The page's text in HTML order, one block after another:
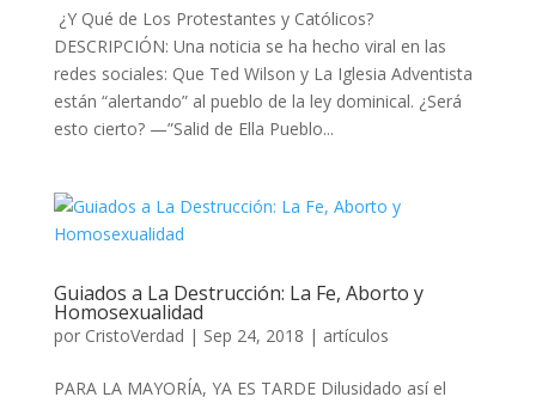
¿Y Qué de Los Protestantes y Católicos?
DESCRIPCIÓN: Una noticia se ha hecho viral en las
redes sociales: Que Ted Wilson y La Iglesia Adventista
están “alertando” al pueblo de la ley dominical. ¿Será
esto cierto? —”Salid de Ella Pueblo...
Guiados a La Destrucción: La Fe, Aborto y
Homosexualidad
por CristoVerdad | Sep 24, 2018 | artículos
PARA LA MAYORÍA, YA ES TARDE Dilusidado así el